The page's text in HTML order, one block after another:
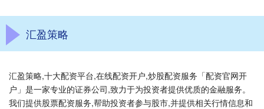
汇盈策略
汇盈策略,十大配资平台,在线配资开户,炒股配资服务「配资官网开
户」是一家专业的证券公司,致力于为投资者提供优质的金融服务。
我们提供股票配资服务,帮助投资者参与股市,并提供相关行情信息和